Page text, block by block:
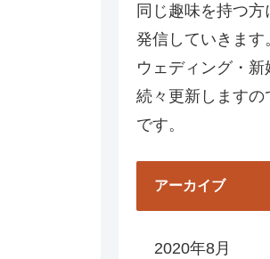
同じ趣味を持つ
発信していきます
ウェディング・
続々更新します
です。
アーカイブ
2020年8月